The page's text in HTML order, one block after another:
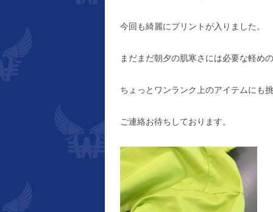
今回も綺麗にプリントが入りました。
まだまだ朝夕の肌寒さには必要な軽め
ちょっとワンランク上のアイテムにも
ご連絡お待ちしております。